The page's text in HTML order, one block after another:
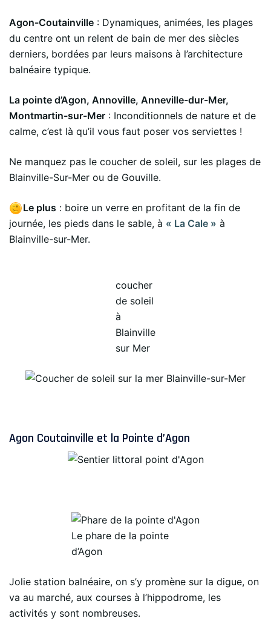
Agon-Coutainville : Dynamiques, animées, les plages
du centre ont un relent de bain de mer des siècles
derniers, bordées par leurs maisons à l’architecture
balnéaire typique.
La pointe d’Agon, Annoville, Anneville-dur-Mer,
Montmartin-sur-Mer : Inconditionnels de nature et de
calme, c’est là qu’il vous faut poser vos serviettes !
Ne manquez pas le coucher de soleil, sur les plages de
Blainville-Sur-Mer ou de Gouville.
Le plus : boire un verre en profitant de la fin de
journée, les pieds dans le sable, à « La Cale » à
Blainville-sur-Mer.
coucher
de soleil
à
Blainville
sur Mer
Agon Coutainville et la Pointe d’Agon
Le phare de la pointe
d’Agon
Jolie station balnéaire, on s’y promène sur la digue, on
va au marché, aux courses à l’hippodrome, les
activités y sont nombreuses.